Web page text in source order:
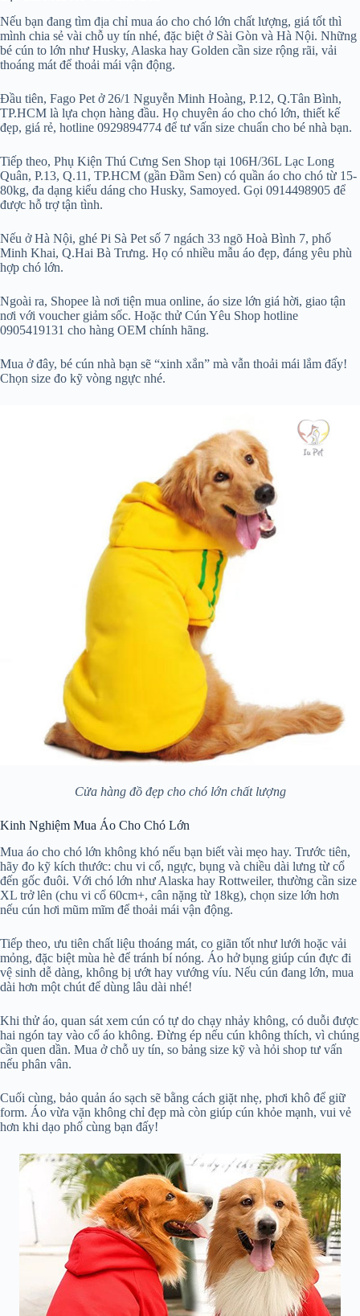
Nếu bạn đang tìm địa chỉ mua áo cho chó lớn chất lượng, giá tốt thì
mình chia sẻ vài chỗ uy tín nhé, đặc biệt ở Sài Gòn và Hà Nội. Những
bé cún to lớn như Husky, Alaska hay Golden cần size rộng rãi, vải
thoáng mát để thoải mái vận động.
Đầu tiên, Fago Pet ở 26/1 Nguyễn Minh Hoàng, P.12, Q.Tân Bình,
TP.HCM là lựa chọn hàng đầu. Họ chuyên áo cho chó lớn, thiết kế
đẹp, giá rẻ, hotline 0929894774 để tư vấn size chuẩn cho bé nhà bạn.
Tiếp theo, Phụ Kiện Thú Cưng Sen Shop tại 106H/36L Lạc Long
Quân, P.13, Q.11, TP.HCM (gần Đầm Sen) có quần áo cho chó từ 15-
80kg, đa dạng kiểu dáng cho Husky, Samoyed. Gọi 0914498905 để
được hỗ trợ tận tình.
Nếu ở Hà Nội, ghé Pi Sà Pet số 7 ngách 33 ngõ Hoà Bình 7, phố
Minh Khai, Q.Hai Bà Trưng. Họ có nhiều mẫu áo đẹp, đáng yêu phù
hợp chó lớn.
Ngoài ra, Shopee là nơi tiện mua online, áo size lớn giá hời, giao tận
nơi với voucher giảm sốc. Hoặc thử Cún Yêu Shop hotline
0905419131 cho hàng OEM chính hãng.
Mua ở đây, bé cún nhà bạn sẽ “xinh xắn” mà vẫn thoải mái lắm đấy!
Chọn size đo kỹ vòng ngực nhé.
Cửa hàng đồ đẹp cho chó lớn chất lượng
Kinh Nghiệm Mua Áo Cho Chó Lớn
Mua áo cho chó lớn không khó nếu bạn biết vài mẹo hay. Trước tiên,
hãy đo kỹ kích thước: chu vi cổ, ngực, bụng và chiều dài lưng từ cổ
đến gốc đuôi. Với chó lớn như Alaska hay Rottweiler, thường cần size
XL trở lên (chu vi cổ 60cm+, cân nặng từ 18kg), chọn size lớn hơn
nếu cún hơi mũm mĩm để thoải mái vận động.
Tiếp theo, ưu tiên chất liệu thoáng mát, co giãn tốt như lưới hoặc vải
mỏng, đặc biệt mùa hè để tránh bí nóng. Áo hở bụng giúp cún đực đi
vệ sinh dễ dàng, không bị ướt hay vướng víu. Nếu cún đang lớn, mua
dài hơn một chút để dùng lâu dài nhé!
Khi thử áo, quan sát xem cún có tự do chạy nhảy không, có duỗi được
hai ngón tay vào cổ áo không. Đừng ép nếu cún không thích, vì chúng
cần quen dần. Mua ở chỗ uy tín, so bảng size kỹ và hỏi shop tư vấn
nếu phân vân.
Cuối cùng, bảo quản áo sạch sẽ bằng cách giặt nhẹ, phơi khô để giữ
form. Áo vừa vặn không chỉ đẹp mà còn giúp cún khỏe mạnh, vui vẻ
hơn khi dạo phố cùng bạn đấy!